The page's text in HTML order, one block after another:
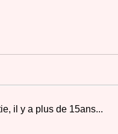
il y a plus de 15ans...